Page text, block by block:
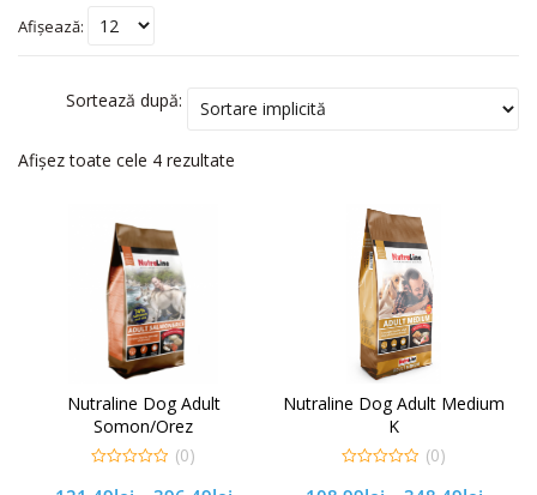
Afișează:
Sortează după:
Afișez toate cele 4 rezultate
Nutraline Dog Adult
Somon/Orez
out
(0)
Nutraline Dog Adult Medium
K
out
(0)